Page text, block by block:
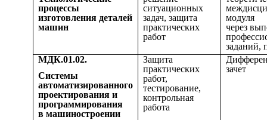
процессы
изготовления деталей
машин
ситуационных
задач, защита
практических
работ
модуля
через
заданий,
МДК.01.02.
Системы
автоматизированного
проектирования и
программирования
в машиностроении
Защита
практических
работ,
тестирование,
контрольная
работа
зачет